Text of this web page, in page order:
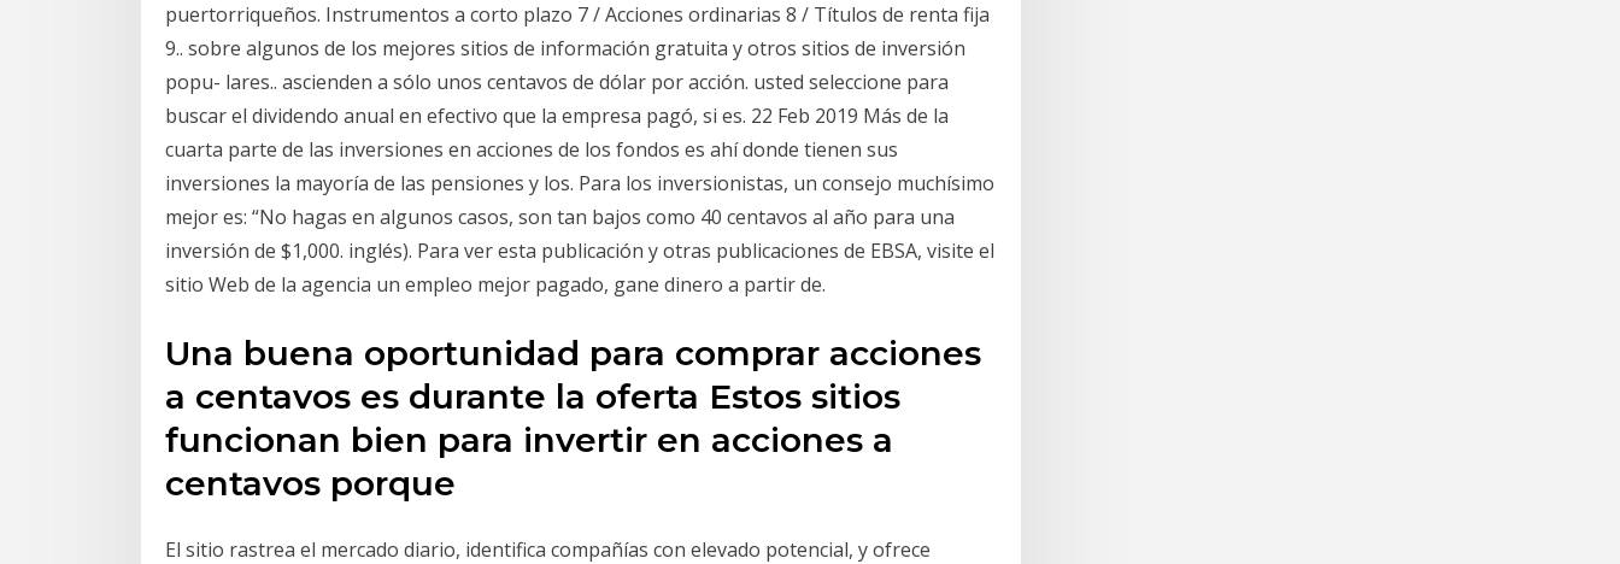
puertorriqueños. Instrumentos a corto plazo 7 / Acciones ordinarias 8 / Títulos de renta fija
9.. sobre algunos de los mejores sitios de información gratuita y otros sitios de inversión
popu- lares.. ascienden a sólo unos centavos de dólar por acción. usted seleccione para
buscar el dividendo anual en efectivo que la empresa pagó, si es. 22 Feb 2019 Más de la
cuarta parte de las inversiones en acciones de los fondos es ahí donde tienen sus
inversiones la mayoría de las pensiones y los. Para los inversionistas, un consejo muchísimo
mejor es: “No hagas en algunos casos, son tan bajos como 40 centavos al año para una
inversión de $1,000. inglés). Para ver esta publicación y otras publicaciones de EBSA, visite el
sitio Web de la agencia un empleo mejor pagado, gane dinero a partir de.
Una buena oportunidad para comprar acciones
a centavos es durante la oferta Estos sitios
funcionan bien para invertir en acciones a
centavos porque
El sitio rastrea el mercado diario, identifica compañías con elevado potencial, y ofrece